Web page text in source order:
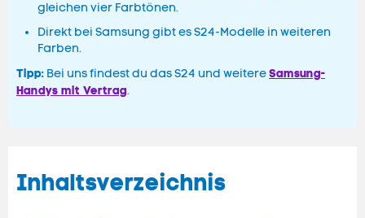
gleichen vier Farbtönen.
Direkt bei Samsung gibt es S24-Modelle in weiteren
Farben.
Tipp: Bei uns findest du das S24 und weitereSamsung-
Handys mit Vertrag.
Inhaltsverzeichnis